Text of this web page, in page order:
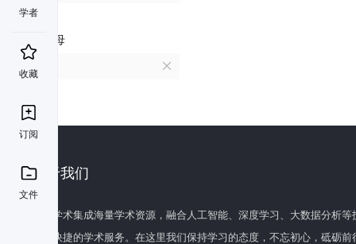
学者
收藏
订阅
文件
首字母
关于我们
百度学术集成海量学术资源，融合人工智能、深度学习、大数据分析
全面快捷的学术服务。在这里我们保持学习的态度，不忘初心，砥砺前